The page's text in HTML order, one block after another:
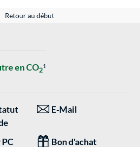
Retour au début
en CO21
E-Mail
Bon d'achat